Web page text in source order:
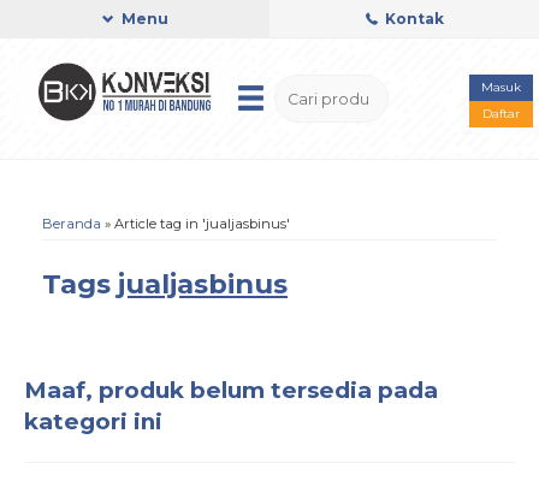
Menu Kontak
Masuk
Daftar
Beranda » Article tag in 'jualjasbinus'
Tags jualjasbinus
Maaf, produk belum tersedia pada
kategori ini